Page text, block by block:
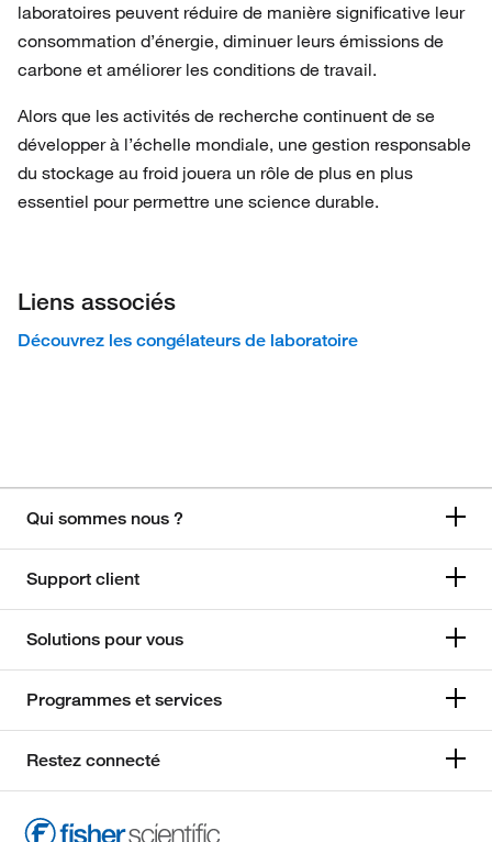
laboratoires peuvent réduire de manière significative leur
consommation d’énergie, diminuer leurs émissions de
carbone et améliorer les conditions de travail.
Alors que les activités de recherche continuent de se
développer à l’échelle mondiale, une gestion responsable
du stockage au froid jouera un rôle de plus en plus
essentiel pour permettre une science durable.
Liens associés
Découvrez les congélateurs de laboratoire
Qui sommes nous ?
Support client
Solutions pour vous
Programmes et services
Restez connecté